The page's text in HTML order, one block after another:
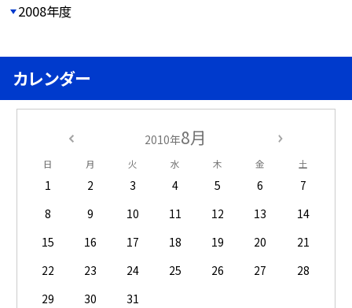
2008年度
カレンダー
2010年8月
日 月 火 水 木 金 土
1 2 3 4 5 6
7
8
9 10 11 12 13
14
15
16 17 18 19 20
21
22
23 24 25 26 27
28
29
30 31